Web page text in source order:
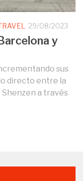
29/08/2023
y
sus
directo entre la
Shenzen a través